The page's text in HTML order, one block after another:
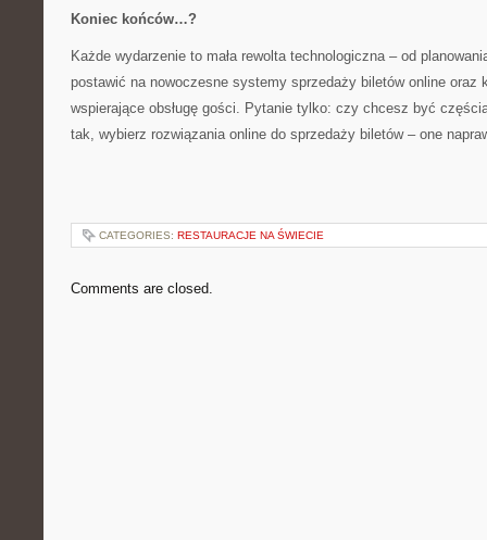
Koniec końców…?
Każde wydarzenie to mała rewolta technologiczna – od
postawić na nowoczesne systemy sprzedaży biletów online oraz
wspierające obsługę gości. Pytanie tylko: czy chcesz być
tak, wybierz rozwiązania online do sprzedaży biletów – one
CATEGORIES: RESTAURACJE NA ŚWIECIE
Comments are closed.